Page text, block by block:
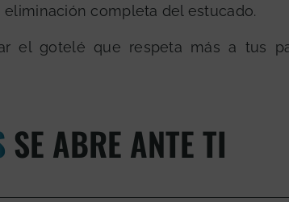
completa del estucado.
el gotelé que respeta más a tus
SE ABRE ANTE TI